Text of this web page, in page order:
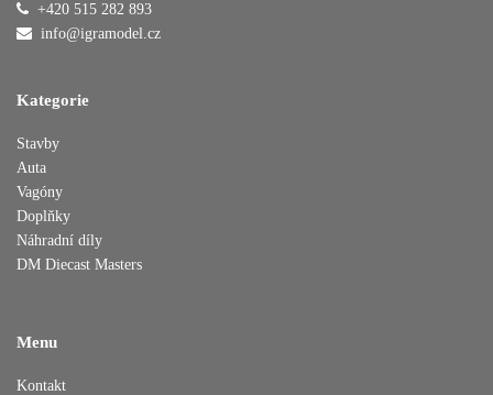
+420 515 282 893
info@igramodel.cz
Kategorie
Stavby
Auta
Vagóny
Doplňky
Náhradní díly
DM Diecast Masters
Menu
Kontakt